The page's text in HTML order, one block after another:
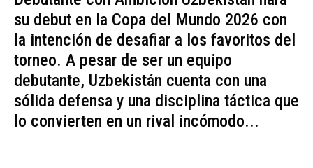
su debut en la Copa del Mundo 2026 con
la intención de desafiar a los favoritos del
torneo. A pesar de ser un equipo
debutante, Uzbekistán cuenta con una
sólida defensa y una disciplina táctica que
lo convierten en un rival incómodo...